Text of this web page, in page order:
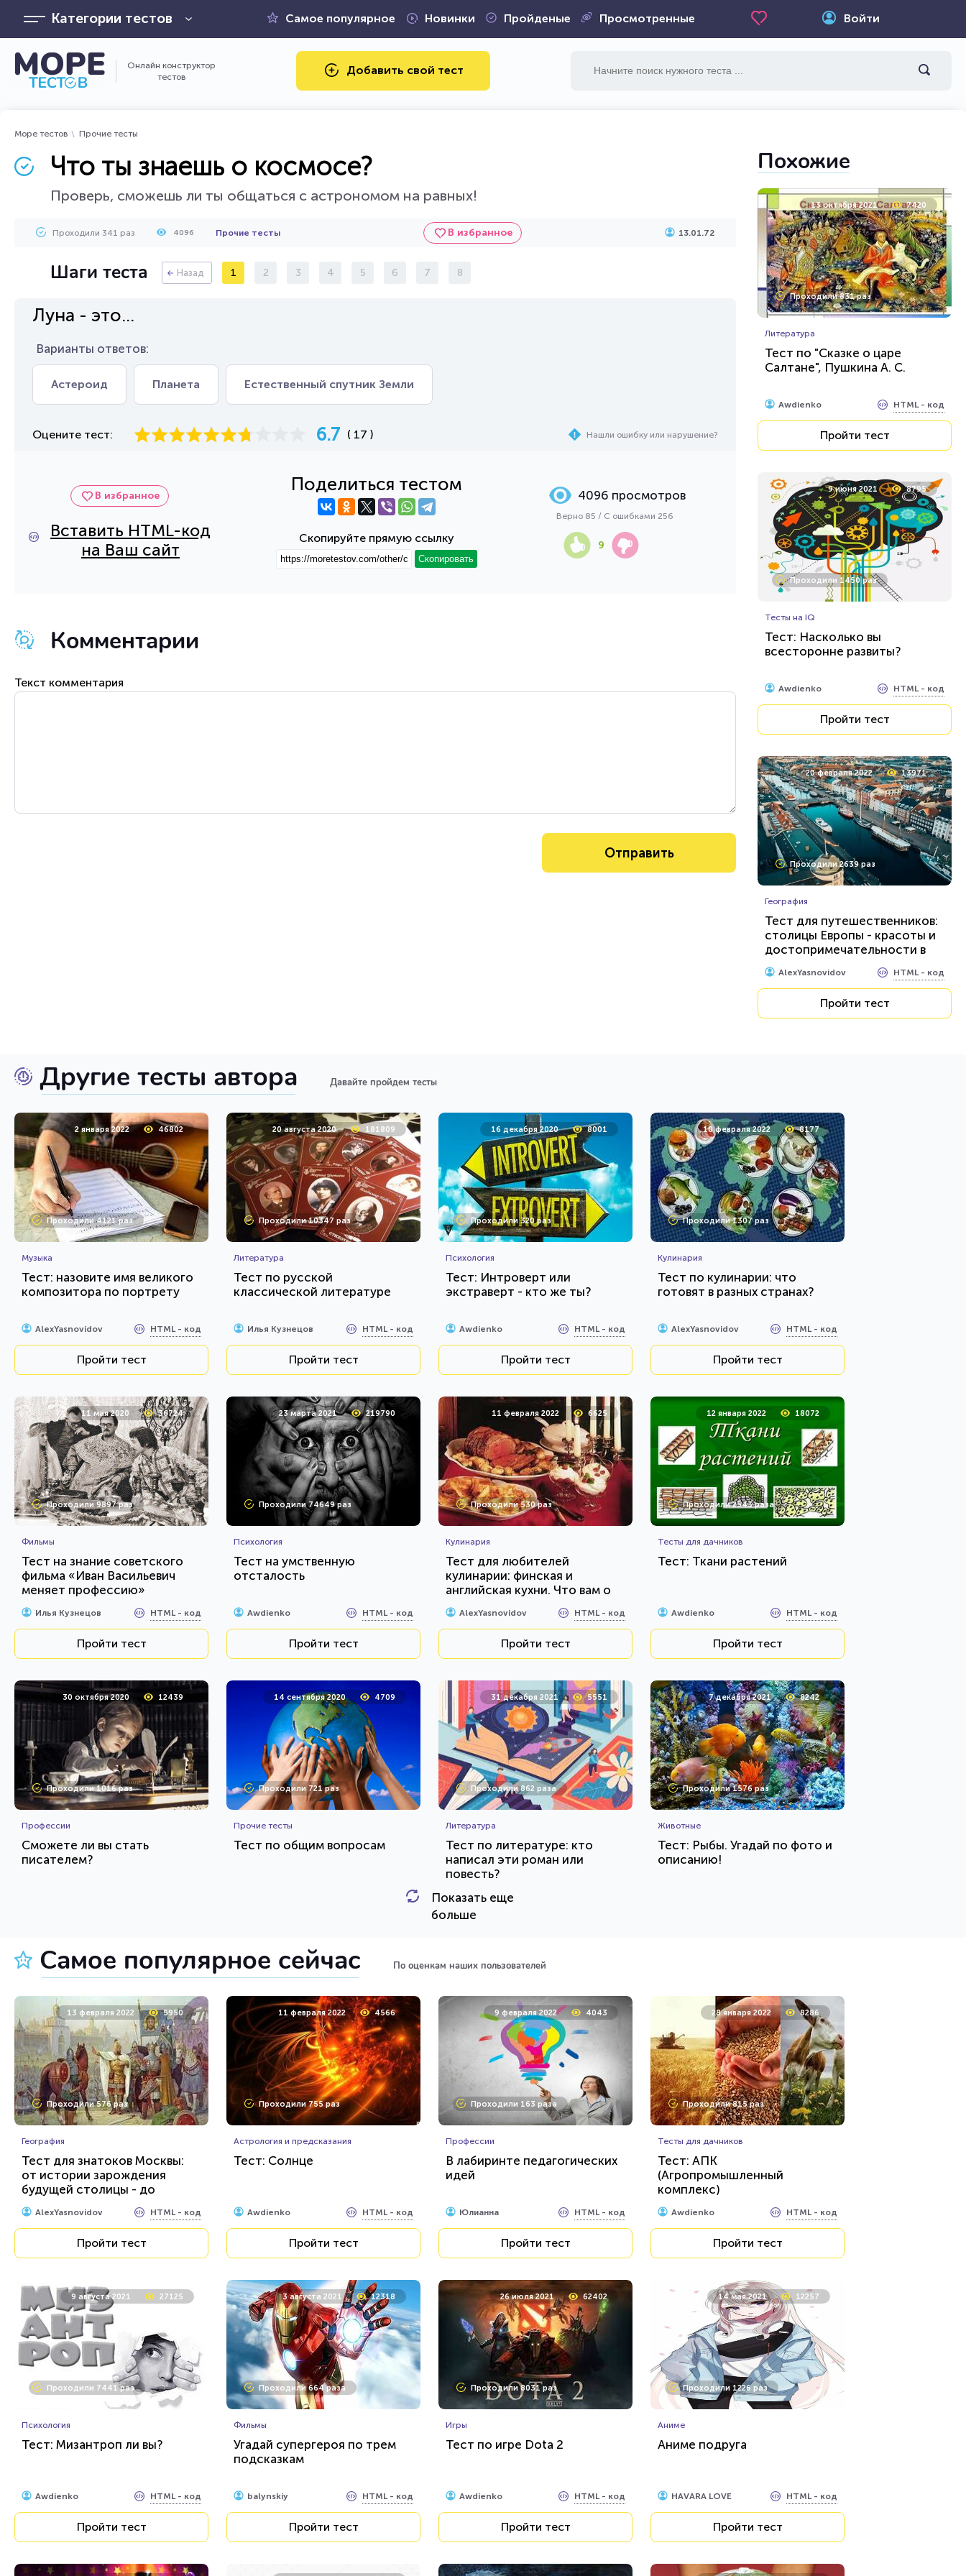
Категории тестов Самое популярное Новинки Пройденые Просмотренные Войти
Онлайн конструктор
тестов
Добавить свой тест
Море тестов Прочие тесты
Что ты знаешь о космосе?
Проверь, сможешь ли ты общаться с астрономом на равных!
Проходили 341 раз 4096 Прочие тесты В избранное 13.01.72
Шаги теста Назад 1 2 3 4 5 6 7 8
Луна - это...
Варианты ответов:
Астероид Планета Естественный спутник Земли
Оцените тест: 6.7 ( 17 ) Нашли ошибку или нарушение?
В избранное
Вставить HTML-код
на Ваш сайт
Поделиться тестом
Скопируйте прямую ссылку
Скопировать
4096 просмотров
Верно 85 / С ошибками 256
9
Комментарии
Текст комментария
Похожие
13 октября 2021 7420
Проходили 831 раз
Литература
Тест по "Сказке о царе
Салтане", Пушкина А. С.
Awdienko HTML - код
Пройти тест
9 июня 2021 8795
Проходили 1450 раз
Тесты на IQ
Тест: Насколько вы
всесторонне развиты?
Awdienko HTML - код
Пройти тест
20 февраля 2022 13971
Проходили 2639 раз
География
Тест для путешественников:
столицы Европы - красоты и
достопримечательности в
ореоле тайн и загадок...
AlexYasnovidov HTML - код
Пройти тест
Другие тесты автора Давайте пройдем тесты
2 января 2022 46802
Проходили 4121 раз
Музыка
Тест: назовите имя великого
композитора по портрету
AlexYasnovidov HTML - код
Пройти тест
20 августа 2020 181809
Проходили 10347 раз
Литература
Тест по русской
классической литературе
Илья Кузнецов HTML - код
Пройти тест
16 декабря 2020 8001
Проходили 320 раз
Психология
Тест: Интроверт или
экстраверт - кто же ты?
Awdienko HTML - код
Пройти тест
10 февраля 2022 8177
Проходили 1307 раз
Кулинария
Тест по кулинарии: что
готовят в разных странах?
AlexYasnovidov HTML - код
Пройти тест
11 мая 2020 36724
Проходили 9897 раз
Фильмы
Тест на знание советского
фильма «Иван Васильевич
меняет профессию»
Илья Кузнецов HTML - код
Пройти тест
23 марта 2021 219790
Проходили 74649 раз
Психология
Тест на умственную
отсталость
Awdienko HTML - код
Пройти тест
11 февраля 2022 6625
Проходили 530 раз
Кулинария
Тест для любителей
кулинарии: финская и
английская кухни. Что вам о
них известно?
AlexYasnovidov HTML - код
Пройти тест
12 января 2022 18072
Проходили 2543 раза
Тесты для дачников
Тест: Ткани растений
Awdienko HTML - код
Пройти тест
30 октября 2020 12439
Проходили 1016 раз
Профессии
Сможете ли вы стать
писателем?
14 сентября 2020 4709
Проходили 721 раз
Прочие тесты
Тест по общим вопросам
HTML - код
31 декабря 2021 5551
Проходили 862 раза
Литература
Тест по литературе: кто
написал эти роман или
повесть?
AlexYasnovidov
7 декабря 2021 8242
Проходили 1576 раз
Животные
Тест: Рыбы. Угадай по фото и
описанию!
22 ноября 2021 6332
Проходили 1239 раз
Фильмы
Попробуйте назвать 100%
этих фильмов
balynskiy HTML - код
Пройти тест
24 марта 2022
Проходили 248 раз
Игры
Математика Ребусы 1 Класс
Пройти тест
Проходили 385 раз
Животные
Тест: самые неожиданные
факты и вопросы о живой
природе
AlexYasnovidov
Пройти тест
Проходили 73050 раз
Психология
Тест: "Хороший Вы человек
или злой?
Awdienko
Пройти тест
Показать еще
больше
Самое популярное сейчас По оценкам наших пользователей
13 февраля 2022 5950
Проходили 576 раз
География
Тест для знатоков Москвы:
от истории зарождения
будущей столицы - до
присвоения звания «Город-
герой»
AlexYasnovidov HTML - код
Пройти тест
11 февраля 2022 4566
Проходили 755 раз
Астрология и предсказания
Тест: Солнце
Awdienko HTML - код
Пройти тест
9 февраля 2022 4043
Проходили 163 раза
Профессии
В лабиринте педагогических
идей
Юлианна HTML - код
Пройти тест
28 января 2022 8286
Проходили 815 раз
Тесты для дачников
Тест: АПК
(Агропромышленный
комплекс)
Awdienko HTML - код
Пройти тест
9 августа 2021 27125
Проходили 7441 раз
Психология
Тест: Мизантроп ли вы?
Awdienko HTML - код
Пройти тест
3 августа 2021 12318
Проходили 664 раза
Фильмы
Угадай супергероя по трем
подсказкам
balynskiy HTML - код
Пройти тест
26 июля 2021 62402
Проходили 8031 раз
Игры
Тест по игре Dota 2
Awdienko HTML - код
Пройти тест
14 мая 2021 12257
Проходили 1226 раз
Аниме
Аниме подруга
HAVARA LOVE HTML - код
Пройти тест